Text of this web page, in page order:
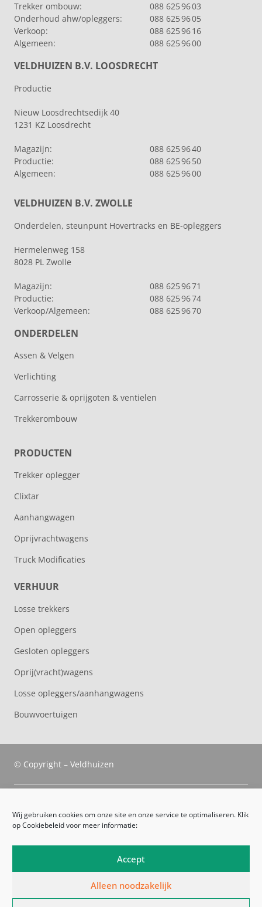
Wij gebruiken cookies om onze site en onze service te optimaliseren. Klik
op Cookiebeleid voor meer informatie:
Accept
Alleen noodzakelijk
Trekker ombouw:
088 625 96 03
Onderhoud ahw/opleggers:
088 625 96 05
Verkoop:
088 625 96 16
Algemeen:
088 625 96 00
VELDHUIZEN B.V. LOOSDRECHT
Productie
Nieuw Loosdrechtsedijk 40
1231 KZ Loosdrecht
Magazijn:
088 625 96 40
Productie:
088 625 96 50
Algemeen:
088 625 96 00
VELDHUIZEN B.V. ZWOLLE
Onderdelen, steunpunt Hovertracks en BE-opleggers
Hermelenweg 158
8028 PL Zwolle
Magazijn:
088 625 96 71
Productie:
088 625 96 74
Verkoop/Algemeen:
088 625 96 70
ONDERDELEN
Assen & Velgen
Verlichting
Carrosserie & oprijgoten & ventielen
Trekkerombouw
PRODUCTEN
Trekker oplegger
Clixtar
Aanhangwagen
Oprijvrachtwagens
Truck Modificaties
VERHUUR
Losse trekkers
Open opleggers
Gesloten opleggers
Oprij(vracht)wagens
Losse opleggers/aanhangwagens
Bouwvoertuigen
© Copyright – Veldhuizen
Veldhuizen Trucks
Route
Algemene voorwaarden